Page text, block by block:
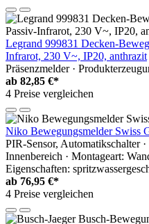
Legrand 999831 Decken-
Infrarot, 230 V~, IP20, anthrazit
Präsenzmelder ·
ab 82,85 €*
4 Preise vergleichen
Niko Bewegungsmelder Swiss
PIR-Sensor, Automatikschalter
Innenbereich · Montageart:
Eigenschaften:
ab 76,95 €*
4 Preise vergleichen